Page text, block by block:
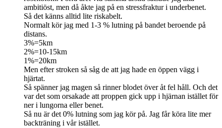
ambitiöst, men då åkte jag på en stressfraktur i underbenet.
Så det känns alltid lite riskabelt.
Normalt kör jag med 1-3 % lutning på bandet beroende på
distans.
3%=5km
2%=10-15km
1%=20km
Men efter stroken så såg de att jag hade en öppen vägg i
hjärtat.
Så spänner jag magen så rinner blodet över åt fel håll. Och det
var det som orsakade att proppen gick upp i hjärnan istället för
ner i lungorna eller benet.
Så nu är det 0% lutning som jag kör på. Jag får köra lite mer
backträning i vår istället.